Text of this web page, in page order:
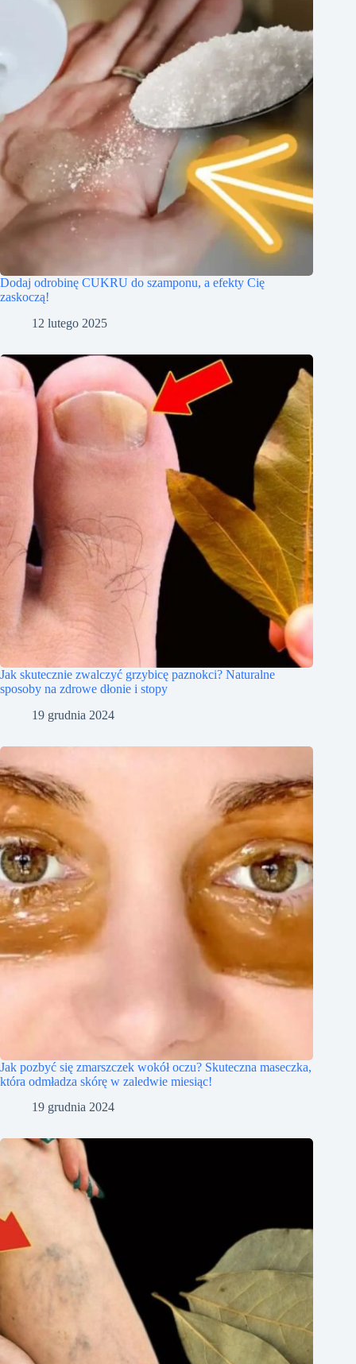
Dodaj odrobinę CUKRU do szamponu, a efekty Cię
zaskoczą!
12 lutego 2025
Jak skutecznie zwalczyć grzybicę paznokci? Naturalne
sposoby na zdrowe dłonie i stopy
19 grudnia 2024
Jak pozbyć się zmarszczek wokół oczu? Skuteczna maseczka,
która odmładza skórę w zaledwie miesiąc!
19 grudnia 2024